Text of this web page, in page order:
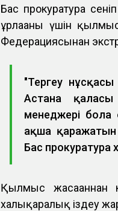
Бас прокуратура
ұрлағаны үшін
Федерациясынан
"Тергеу
Астана қаласы
менеджері
ақша қаражатын
Бас
Қылмыс жасағаннан
халықаралық іздеу